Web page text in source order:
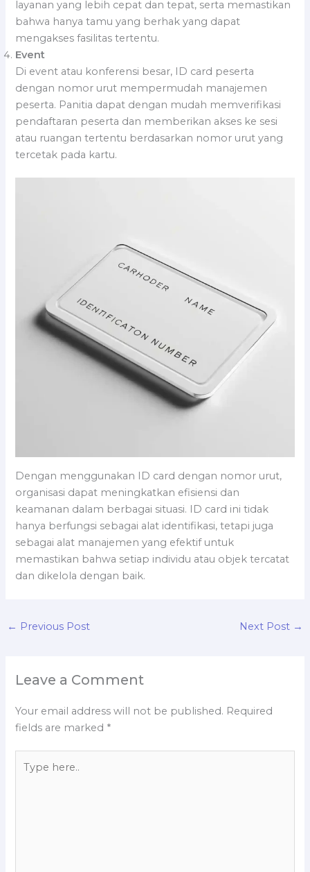
layanan yang lebih cepat dan tepat, serta memastikan
bahwa hanya tamu yang berhak yang dapat
mengakses fasilitas tertentu.
Event
Di event atau konferensi besar, ID card peserta
dengan nomor urut mempermudah manajemen
peserta. Panitia dapat dengan mudah memverifikasi
pendaftaran peserta dan memberikan akses ke sesi
atau ruangan tertentu berdasarkan nomor urut yang
tercetak pada kartu.
Dengan menggunakan ID card dengan nomor urut,
organisasi dapat meningkatkan efisiensi dan
keamanan dalam berbagai situasi. ID card ini tidak
hanya berfungsi sebagai alat identifikasi, tetapi juga
sebagai alat manajemen yang efektif untuk
memastikan bahwa setiap individu atau objek tercatat
dan dikelola dengan baik.
← Previous Post Next Post →
Leave a Comment
Your email address will not be published. Required
fields are marked *
here..